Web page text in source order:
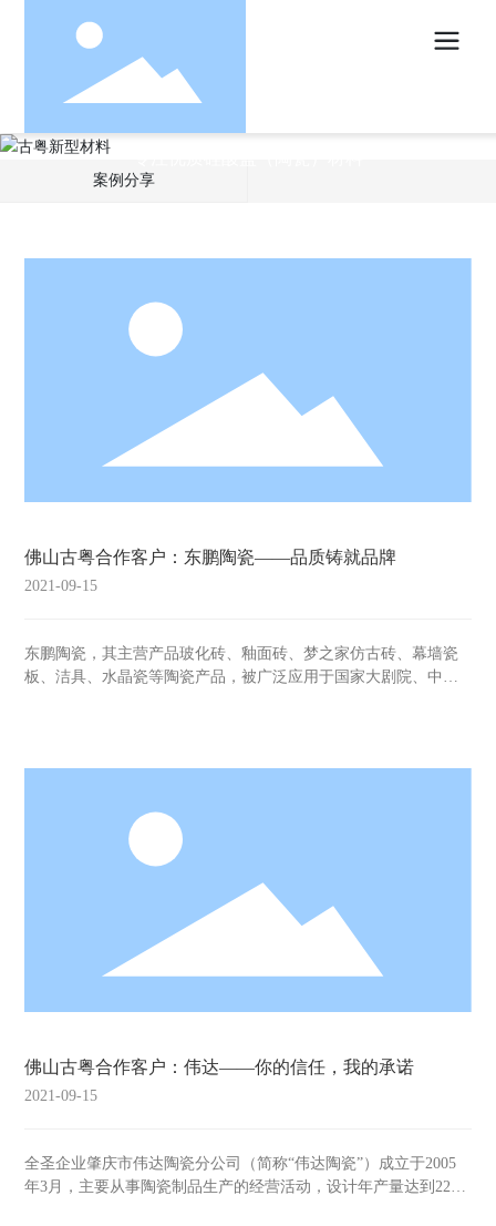
案例分享
佛山古粤合作客户：东鹏陶瓷——品质铸就品牌
2021-09-15
东鹏陶瓷，其主营产品玻化砖、釉面砖、梦之家仿古砖、幕墙瓷
板、洁具、水晶瓷等陶瓷产品，被广泛应用于国家大剧院、中华
佛山古粤合作客户：伟达——你的信任，我的承诺
2021-09-15
全圣企业肇庆市伟达陶瓷分公司（简称“伟达陶瓷”）成立于2005
年3月，主要从事陶瓷制品生产的经营活动，设计年产量达到2200